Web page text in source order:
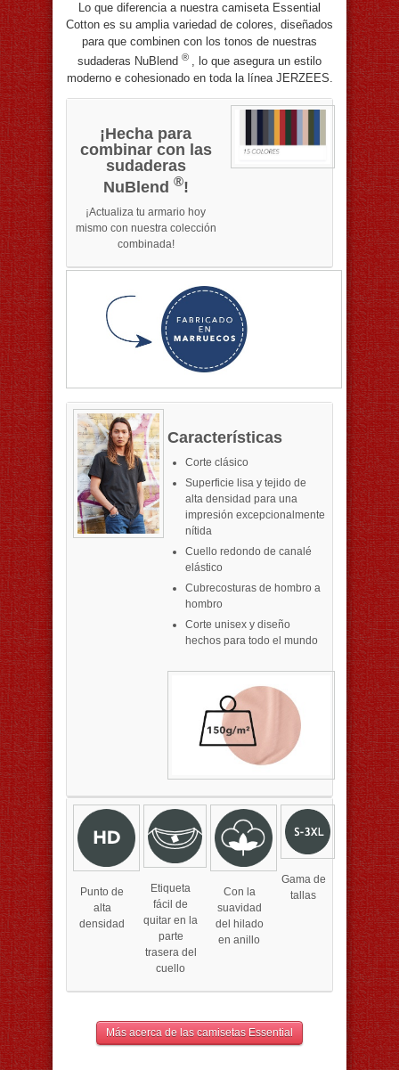
Lo que diferencia a nuestra camiseta Essential
Cotton es su amplia variedad de colores, diseñados
para que combinen con los tonos de nuestras
sudaderas NuBlend ® , lo que asegura un estilo
moderno e cohesionado en toda la línea JERZEES.
¡Hecha para
combinar con las
sudaderas
NuBlend ®!
¡Actualiza tu armario hoy
mismo con nuestra colección
combinada!
Características
Corte clásico
Superficie lisa y tejido de
alta densidad para una
impresión excepcionalmente
nítida
Cuello redondo de canalé
elástico
Cubrecosturas de hombro a
hombro
Corte unisex y diseño
hechos para todo el mundo
Punto de
alta
densidad
Etiqueta
fácil de
quitar en la
parte
trasera del
cuello
Con la
suavidad
del hilado
en anillo
Gama de
tallas
Más acerca de las camisetas Essential